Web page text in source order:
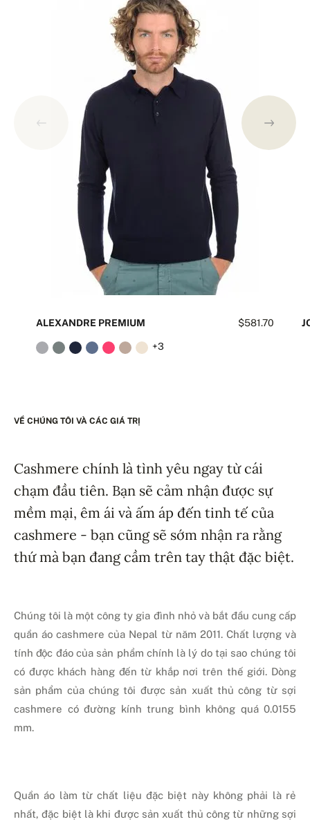
$581.70
ALEXANDRE PREMIUM
+3
VỀ CHÚNG TÔI VÀ CÁC GIÁ TRỊ
Cashmere chính là tình yêu ngay từ cái
chạm đầu tiên. Bạn sẽ cảm nhận được sự
mềm mại, êm ái và ấm áp đến tinh tế của
cashmere - bạn cũng sẽ sớm nhận ra rằng
thứ mà bạn đang cầm trên tay thật đặc biệt.
Chúng tôi là một công ty gia đình nhỏ và bắt đầu cung cấp
quần áo cashmere của Nepal từ năm 2011. Chất lượng và
tính độc đáo của sản phẩm chính là lý do tại sao chúng tôi
có được khách hàng đến từ khắp nơi trên thế giới. Dòng
sản phẩm của chúng tôi được sản xuất thủ công từ sợi
cashmere có đường kính trung bình không quá 0.0155
mm.
Quần áo làm từ chất liệu đặc biệt này không phải là rẻ
nhất, đặc biệt là khi được sản xuất thủ công từ những sợi